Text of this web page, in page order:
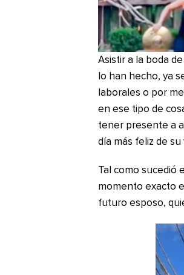
Asistir a la boda
lo han hecho, ya
laborales o por
en ese tipo de
tener presente a
día más feliz de su
Tal como sucedió
momento exacto
futuro esposo,